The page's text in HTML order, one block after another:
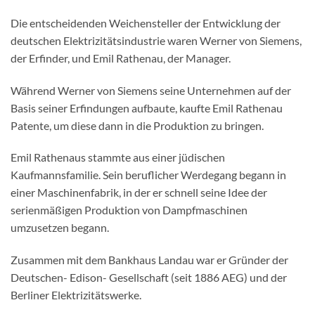
Die entscheidenden Weichensteller der Entwicklung der
deutschen Elektrizitätsindustrie waren Werner von Siemens,
der Erfinder, und Emil Rathenau, der Manager.
Während Werner von Siemens seine Unternehmen auf der
Basis seiner Erfindungen aufbaute, kaufte Emil Rathenau
Patente, um diese dann in die Produktion zu bringen.
Emil Rathenaus stammte aus einer jüdischen
Kaufmannsfamilie. Sein beruflicher Werdegang begann in
einer Maschinenfabrik, in der er schnell seine Idee der
serienmäßigen Produktion von Dampfmaschinen
umzusetzen begann.
Zusammen mit dem Bankhaus Landau war er Gründer der
Deutschen- Edison- Gesellschaft (seit 1886 AEG) und der
Berliner Elektrizitätswerke.